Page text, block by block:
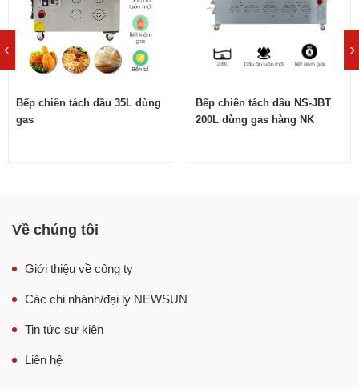
Việt Nam dùng điện mang đến sự khác biệt hoàn toàn so
với các sản phẩm bếp chiên khác:
Chiên thực phẩm số lượng lớn một cách nhanh chóng
lẫn mùi
Sử dụng nhiên liệu điện an toàn, tiện lợi và tiết kiệm
Bếp chiên tách dầu 35L dùng
gas
Bếp chiên tách dầu NS-JBT
200L dùng gas hàng NK
Về chúng tôi
Giới thiệu về công ty
Các chi nhánh/đại lý NEWSUN
Tin tức sự kiện
Liên hệ